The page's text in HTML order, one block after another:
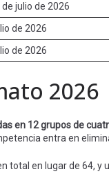
de julio de 2026
de 2026
de 2026
2026
en 12 grupos de
entra en
total en lugar de 64,